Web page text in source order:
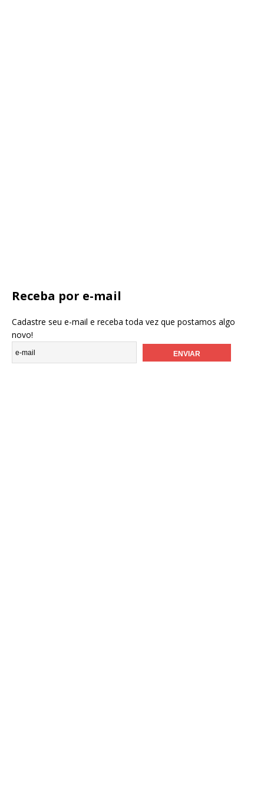
Receba por e-mail
Cadastre seu e-mail e receba toda vez que postamos algo
novo!